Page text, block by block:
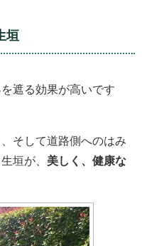
垣
遮る効果が高いです
そして道路側へのはみ
垣が、 美しく、健康な